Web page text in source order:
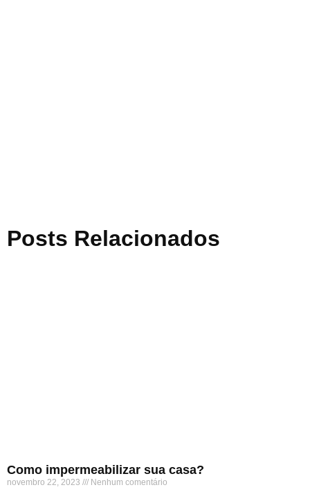
Posts Relacionados
Como impermeabilizar sua casa?
novembro 22, 2023 Nenhum comentário